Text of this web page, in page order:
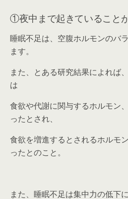
①夜中まで起きていること
睡眠不足は、空腹ホルモンのバ
ます。
また、とある研究結果によれば
は
食欲や代謝に関与するホルモン
ったとされ、
食欲を増進するとされるホルモ
ったとのこと。
また、睡眠不足は集中力の低下